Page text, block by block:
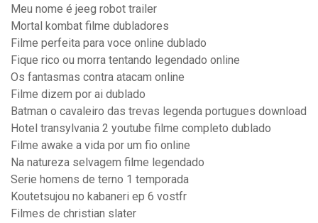
Meu nome é jeeg robot trailer
Mortal kombat filme dubladores
Filme perfeita para voce online dublado
Fique rico ou morra tentando legendado online
Os fantasmas contra atacam online
Filme dizem por ai dublado
Batman o cavaleiro das trevas legenda portugues download
Hotel transylvania 2 youtube filme completo dublado
Filme awake a vida por um fio online
Na natureza selvagem filme legendado
Serie homens de terno 1 temporada
Koutetsujou no kabaneri ep 6 vostfr
Filmes de christian slater